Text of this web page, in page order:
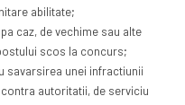
abilitate;
caz, de vechime sau alte
scos la concurs;
savarsirea unei infractiunii
autoritatii, de serviciu